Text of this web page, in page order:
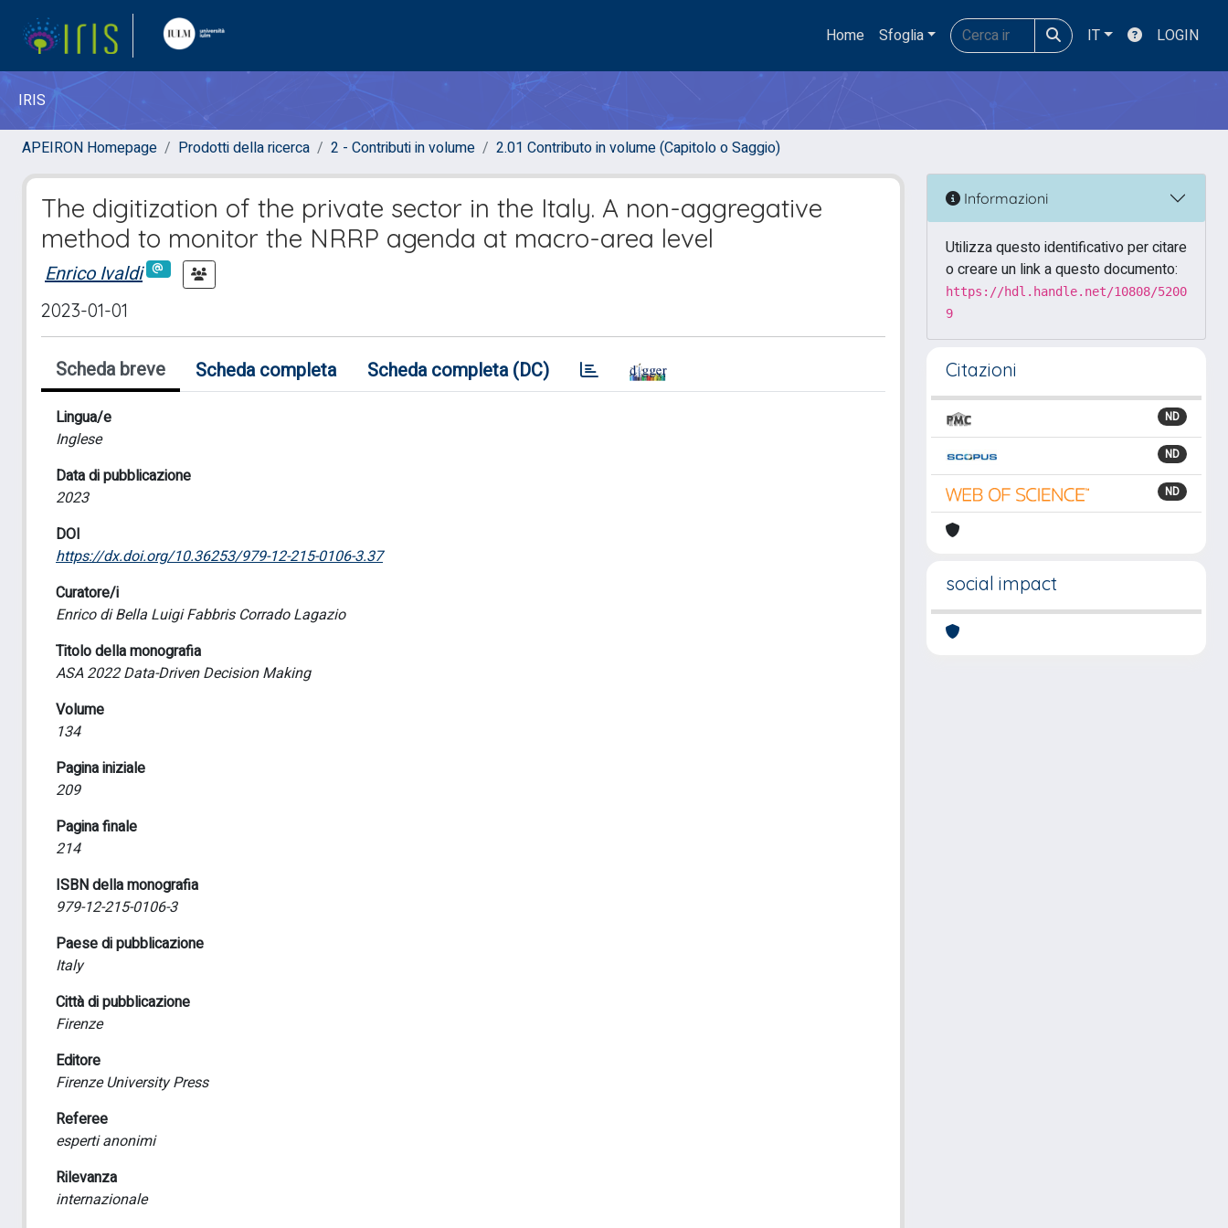
Home Sfoglia IT LOGIN
IRIS
APEIRON Homepage Prodotti della ricerca 2 - Contributi in volume 2.01 Contributo in volume (Capitolo o Saggio)
The digitization of the private sector in the Italy. A non-aggregative
method to monitor the NRRP agenda at macro-area level
Enrico Ivaldi
2023-01-01
Scheda breve Scheda completa Scheda completa (DC)
Lingua/e
Inglese
Data di pubblicazione
2023
DOI
https://dx.doi.org/10.36253/979-12-215-0106-3.37
Curatore/i
Enrico di Bella Luigi Fabbris Corrado Lagazio
Titolo della monografia
ASA 2022 Data-Driven Decision Making
Volume
134
Pagina iniziale
209
Pagina finale
214
ISBN della monografia
979-12-215-0106-3
Paese di pubblicazione
Italy
Città di pubblicazione
Firenze
Editore
Firenze University Press
Referee
esperti anonimi
Rilevanza
internazionale
Informazioni
Utilizza questo identificativo per citare
o creare un link a questo documento:
https://hdl.handle.net/10808/5200
9
Citazioni
ND
ND
ND
social impact